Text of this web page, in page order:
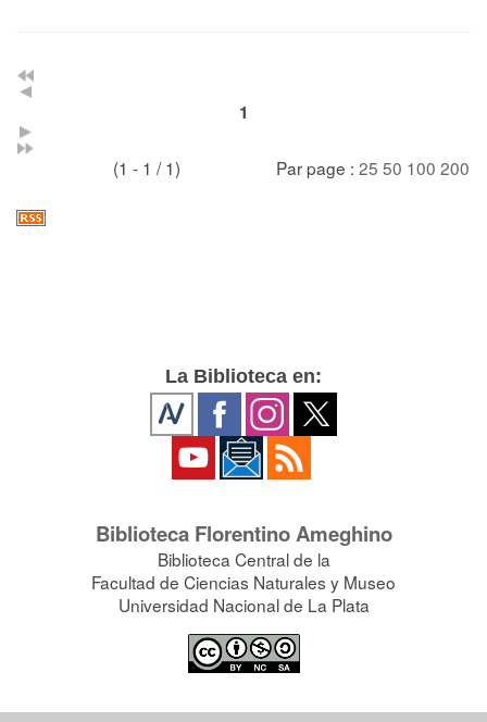
1
(1 - 1 / 1) Par page : 25 50 100 200
La Biblioteca en:
Biblioteca Florentino Ameghino
Biblioteca Central de la
Facultad de Ciencias Naturales y Museo
Universidad Nacional de La Plata